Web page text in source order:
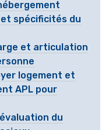
et spécificités du
et articulation
logement et
APL pour
du